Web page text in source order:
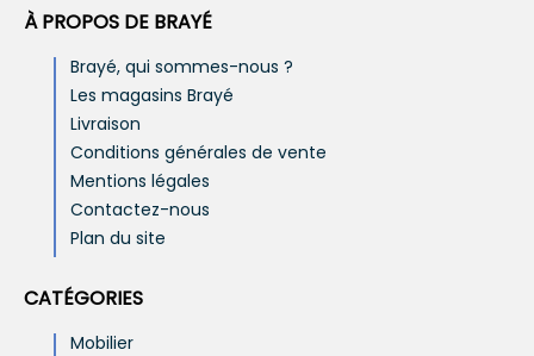
À PROPOS DE BRAYÉ
Brayé, qui sommes-nous ?
Les magasins Brayé
Livraison
Conditions générales de vente
Mentions légales
Contactez-nous
Plan du site
CATÉGORIES
Mobilier